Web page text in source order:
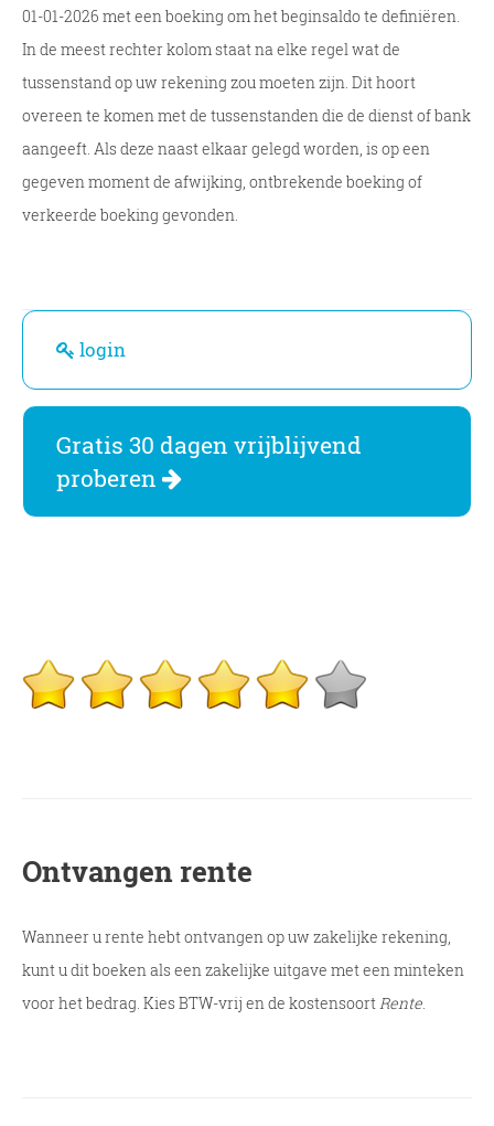
01-01-2026 met een boeking om het beginsaldo te definiëren.
In de meest rechter kolom staat na elke regel wat de
tussenstand op uw rekening zou moeten zijn. Dit hoort
overeen te komen met de tussenstanden die de dienst of bank
aangeeft. Als deze naast elkaar gelegd worden, is op een
gegeven moment de afwijking, ontbrekende boeking of
verkeerde boeking gevonden.
login
Gratis 30 dagen vrijblijvend
proberen
Ontvangen rente
Wanneer u rente hebt ontvangen op uw zakelijke rekening,
kunt u dit boeken als een zakelijke uitgave met een minteken
voor het bedrag. Kies BTW-vrij en de kostensoortRente.